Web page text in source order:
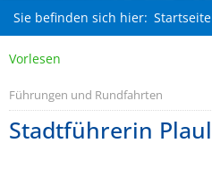
Sie befinden sich hier: Startseite
Vorlesen
Führungen und Rundfahrten
Stadtführerin Plaul